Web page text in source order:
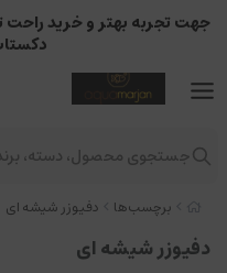
برچسب‌ها دفیوزر شیشه ای
دفیوزر شیشه ای
جهت تجربه بهتر و خرید راحت
جستجوی محصول، دسته،